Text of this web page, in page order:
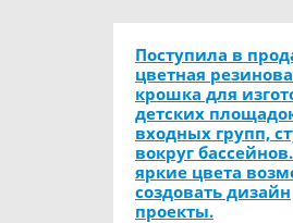
Поступила в
цветная
крошка для
детских
входных групп,
вокруг
яркие цвета
создовать дизайн
проекты.